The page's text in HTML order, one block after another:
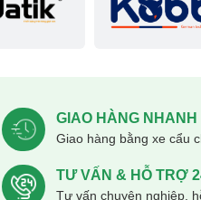
GIAO HÀNG NHANH
Giao hàng bằng xe cẩu
TƯ VẤN & HỖ TRỢ
Tư vấn chuyên nghiệp,